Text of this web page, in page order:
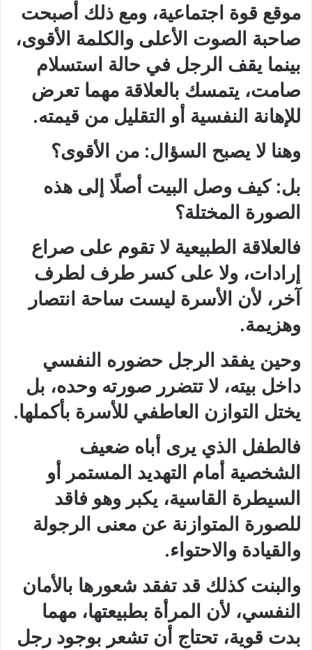
موقع قوة اجتماعية، ومع ذلك أصبحت
صاحبة الصوت الأعلى والكلمة الأقوى،
بينما يقف الرجل في حالة استسلام
صامت، يتمسك بالعلاقة مهما تعرض
للإهانة النفسية أو التقليل من قيمته.
وهنا لا يصبح السؤال: من الأقوى؟
بل: كيف وصل البيت أصلًا إلى هذه
الصورة المختلة؟
فالعلاقة الطبيعية لا تقوم على صراع
إرادات، ولا على كسر طرف لطرف
آخر، لأن الأسرة ليست ساحة انتصار
وهزيمة.
وحين يفقد الرجل حضوره النفسي
داخل بيته، لا تتضرر صورته وحده، بل
يختل التوازن العاطفي للأسرة بأكملها.
فالطفل الذي يرى أباه ضعيف
الشخصية أمام التهديد المستمر أو
السيطرة القاسية، يكبر وهو فاقد
للصورة المتوازنة عن معنى الرجولة
والقيادة والاحتواء.
والبنت كذلك قد تفقد شعورها بالأمان
النفسي، لأن المرأة بطبيعتها، مهما
بدت قوية، تحتاج أن تشعر بوجود رجل